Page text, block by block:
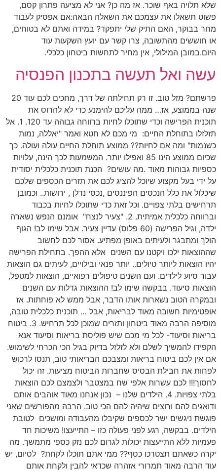
שלא תלויה באף שוכר. אז מה כן? אני לא מציעה פתרון קסם,
פשוט תשאלו את עצמכם את השאלה הבאה:אם אפסיק לעבוד
מחר בבוקר, האם התיק שלי יתפקד? במידה ואתם לא בטוחים,
או חוששים מהתשובה, צרו קשר עם יועץ השקעות עוד
היום.במובן המילולי, אין מחיר לתחשות ביטחון כלכלי.
עשה ואל תעשה בתכנון הפנסיה
פרשתם? מזל טוב. זו רק תחילתה של דרך, מחכים לכם עוד 20
שנה בממוצע, אז… ממה עליכם להימנע כדי לא להרוס את
תוכנית הפרישה וכדי שתוכלו לחיות ברווחה גבוהה עד 120. 1. אל
תזלזלו בתוחלת החיים: מי מכם לא חטא ואמר "יאללה, נמות
כשנמות" ומה אם לחיות?? ממוצע תוחלת החיים עולה ועולה. כך
שכיום ממוצע הינו 85 ואפילו יותר. המשמעות לכך הינה, עלויות
כספיות גבוהות מאוד .מה עושים? הכנת תוכנית כלכלית יסודית
על ידי בעל מקצוע שיוכל להציג לכם את תזרים הכספים שלכם
שיכלול את כלל הנכסים הפיננסים ,נכסי נדלן , ירושות.. וכמובן
תרחישים בלתי צפויים. וכל זאת כדי שתוכלו לחיות בכבוד
וברווחה כלכלית אמיתית. 2. "צעיר לנצח" אומנם הנפש נשארה
ילדה, וגיל הפרישה (60 פלוס) עדיין צעיר. אבל שימו לב! הגוף
הולך ומתבגר ולעיתים באופן מפתיע. אסור לכם לחשוב
שההוצאות ילכו ויקטנו עם השנים אלא ההפך. בתחילת הפרישה
יהיו הוצאות ליותר טיולים.. יותר פנאי ובילויים, לעיתים גם הוצאות
עבור סיוע לילדים. ועם השנים טיפולים רפואיים, הוצאות למטפל,
הוצאות סיעוד. בבקשה שימו לב! ההוצאות גדלות עם השנים
ובמקרה הטוב נשארות אותו הדבר, אבל ממש לא פוחתות. אז
אופטימיות חשובה מאוד לבריאות, אבל … תוכנית כלכלית טובה,
מוסיפה הרבה מאוד ביטחון ותזרים שמוכן לכל תרחיש. 3. ביטוח
בריאות וסיעוד- לכל מי מכם שיש פוליסת בריאות וסיעוד אנא
הקפידו להמשיך לשלם ולא לזלזל בדיוק בגיל הכי הכרחי לשימוש.
אם אין לכם ביטוח בריאות ומצבכם הבריאותי טוב, תנסו לרכוש
לפחות את חבילת הבסיס שחברות הביטוח מציעות. זה יכול
לחסוך!!! לכם עשרות אלפי שח במצטבר ולצמצם לכם הוצאות
בלתי צפויות. 4. הילדים שלנו – נכון אנחנו מאוד אוהבים אותם
ודואגים להם ורוצים שיהיה להם הכי טוב. הרבה מהפורשים שאני
פוגשת ניגשים ישר לכספים שקיבלו מהעבודה ומושכים לטובת
הילדים. בבקשה, רגע לפני פעולה כזו – התייעצו! משיכות חד
פעמיות ללא התייעצות יכולות לגרום לכם נזק כספי מתמשך. מה
יקרה כשאתם תצטרכו כסף?? ממי אתם תוכלו לקחת? לסיום, יש
עוד הרבה מאוד תמרורי אזהרה שכדאי להבין ולקחת אותם